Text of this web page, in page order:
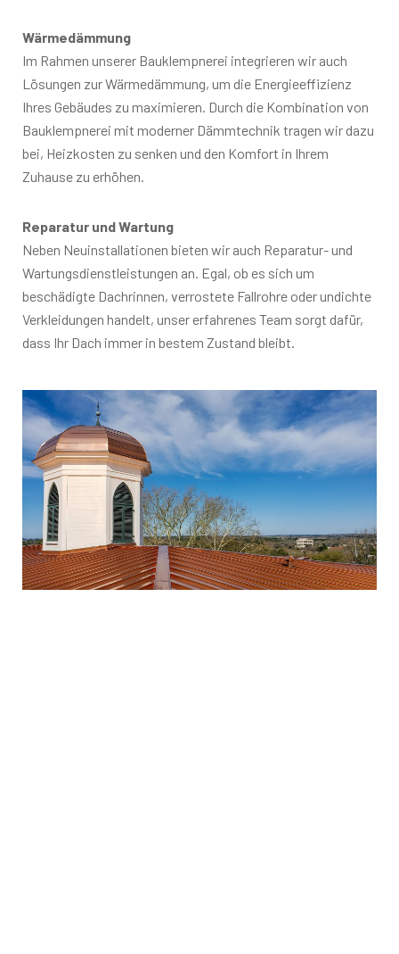
Wärmedämmung
Im Rahmen unserer Bauklempnerei integrieren wir auch
Lösungen zur Wärmedämmung, um die Energieeffizienz
Ihres Gebäudes zu maximieren. Durch die Kombination von
Bauklempnerei mit moderner Dämmtechnik tragen wir dazu
bei, Heizkosten zu senken und den Komfort in Ihrem
Zuhause zu erhöhen.
Reparatur und Wartung
Neben Neuinstallationen bieten wir auch Reparatur- und
Wartungsdienstleistungen an. Egal, ob es sich um
beschädigte Dachrinnen, verrostete Fallrohre oder undichte
Verkleidungen handelt, unser erfahrenes Team sorgt dafür,
dass Ihr Dach immer in bestem Zustand bleibt.